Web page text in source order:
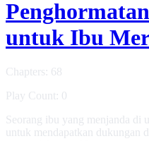
untuk Ibu
Chapters: 68
Play Count: 0
Seorang ibu yang menjanda di
untuk mendapatkan dukungan